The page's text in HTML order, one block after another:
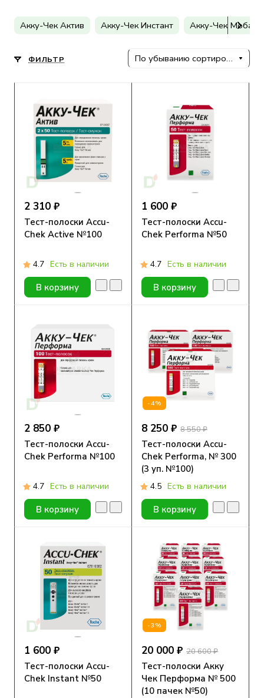
Акку-Чек Актив Акку-Чек Инстант Акку-Чек Мобайл
ФИЛЬТР По убыванию сортировки
2 310 ₽
Тест-полоски Accu-
Chek Active №100
4.7 Есть в наличии
В корзину
1 600 ₽
Тест-полоски Accu-
Chek Performa №50
4.7 Есть в наличии
В корзину
2 850 ₽
Тест-полоски Accu-
Chek Performa №100
4.7 Есть в наличии
В корзину
-4%
8 250 ₽ 8 550 ₽
Тест-полоски Accu-
Chek Performa, № 300
(3 уп. №100)
4.5 Есть в наличии
В корзину
1 600 ₽
Тест-полоски Accu-
Chek Instant №50
-3%
20 000 ₽ 20 600 ₽
Тест-полоски Акку
Чек Перформа № 500
(10 пачек №50)